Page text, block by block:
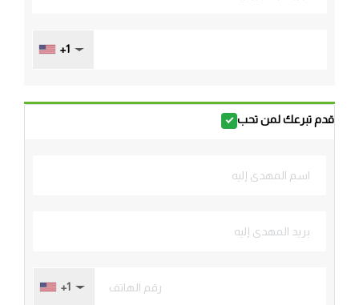
+1
قدم تبرعك لمن تحب
+1